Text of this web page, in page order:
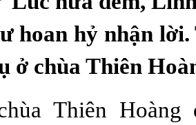
hoan hỷ nhận lời.
ở chùa Thiên
Thiên Hoàng